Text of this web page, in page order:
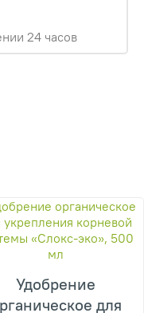
24 часов
Удобрение
для